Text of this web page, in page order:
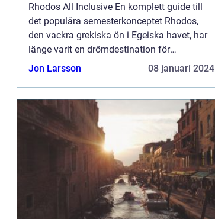
Rhodos All Inclusive En komplett guide till
det populära semesterkonceptet Rhodos,
den vackra grekiska ön i Egeiska havet, har
länge varit en drömdestination för
solälskare och badentusiaster. En av de
Jon Larsson 08 januari 2024